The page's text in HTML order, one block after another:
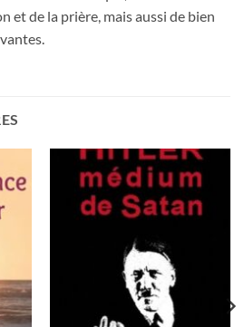
et de la prière, mais aussi de bien